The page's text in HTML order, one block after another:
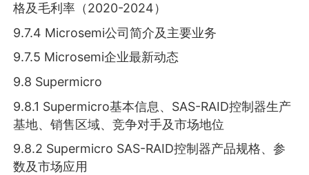
格及毛利率（2020-2024）
9.7.4 Microsemi公司简介及主要业务
9.7.5 Microsemi企业最新动态
9.8 Supermicro
9.8.1 Supermicro基本信息、SAS-RAID控制器生产
基地、销售区域、竞争对手及市场地位
9.8.2 Supermicro SAS-RAID控制器产品规格、参
数及市场应用